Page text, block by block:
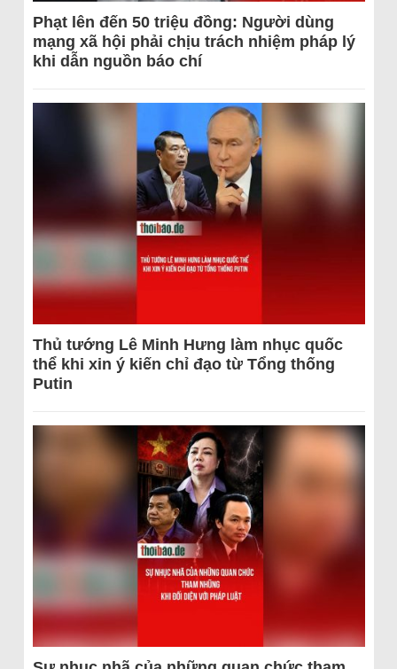
Phạt lên đến 50 triệu đồng: Người dùng
mạng xã hội phải chịu trách nhiệm pháp lý
khi dẫn nguồn báo chí
Thủ tướng Lê Minh Hưng làm nhục quốc
thể khi xin ý kiến chỉ đạo từ Tổng thống
Putin